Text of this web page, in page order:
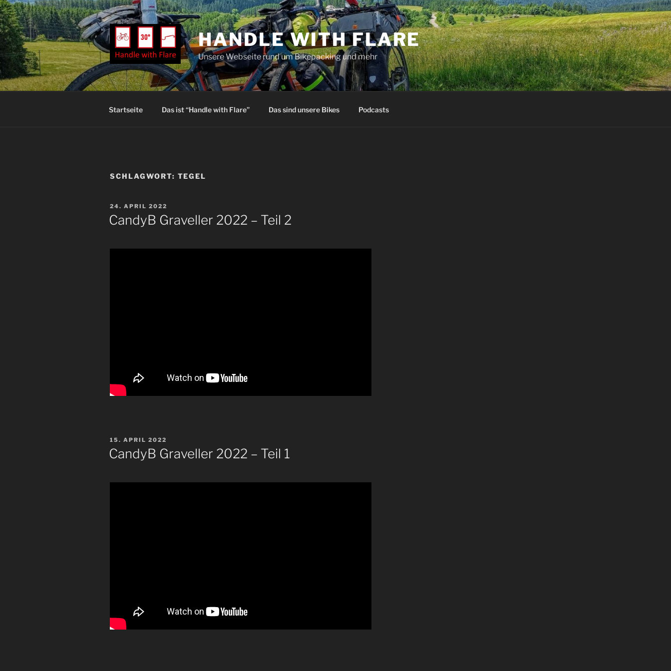
Zum
Inhalt
springen
HANDLE WITH FLARE
Unsere Webseite rund um Bikepacking und mehr
Startseite Das ist “Handle with Flare” Das sind unsere Bikes Podcasts
SCHLAGWORT: TEGEL
VERÖFFENTLICHT
AM
24. APRIL 2022
CandyB Graveller 2022 – Teil 2
VERÖFFENTLICHT
AM
15. APRIL 2022
CandyB Graveller 2022 – Teil 1